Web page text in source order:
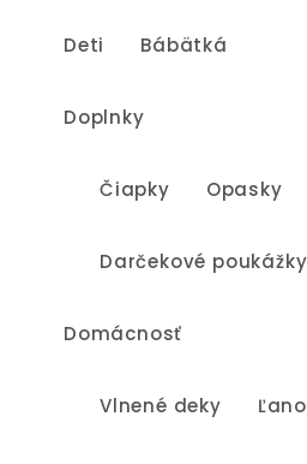
Deti Bábätká
Doplnky
Čiapky Opasky
Darčekové poukážky
Domácnosť
Vlnené deky